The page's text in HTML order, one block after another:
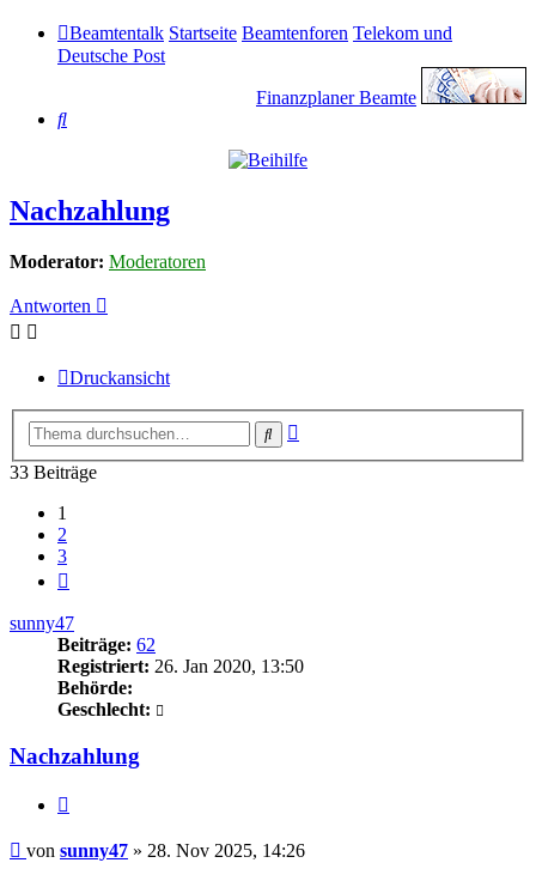
Beamtentalk Startseite Beamtenforen Telekom und
Deutsche Post
Finanzplaner Beamte
Suche
Nachzahlung
Moderator: Moderatoren
Antworten
Druckansicht
Suche
33 Beiträge
1
2
3
sunny47
Beiträge: 62
Registriert: 26. Jan 2020, 13:50
Behörde:
Geschlecht:
Nachzahlung
Beitrag
von sunny47 » 28. Nov 2025, 14:26